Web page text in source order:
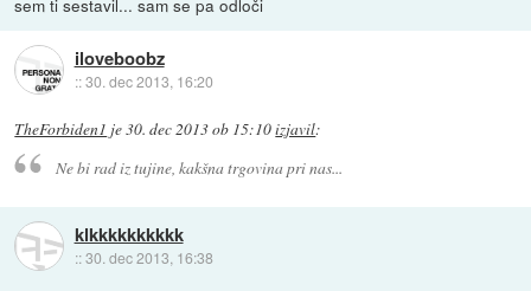
iloveboobz
::30. dec 2013, 16:20
TheForbiden1 je30. dec 2013 ob 15:10izjavil:
Ne bi rad iz tujine, kakšna trgovina pri nas...
klkkkkkkkkkk
::30. dec 2013, 16:38